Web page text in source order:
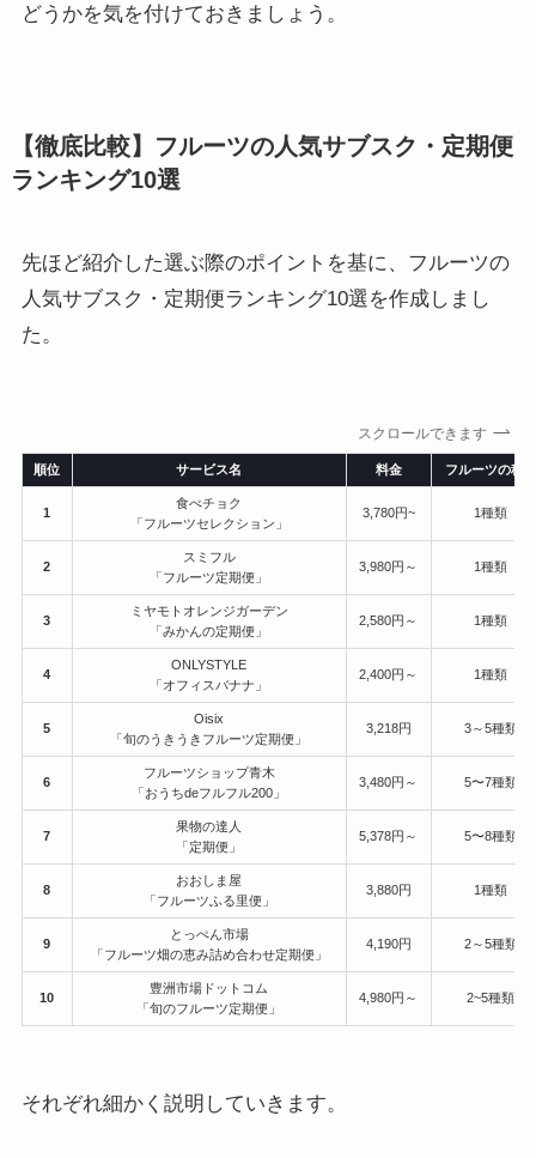
どうかを気を付けておきましょう。
【徹底比較】フルーツの人気サブスク・定期便
ランキング10選
先ほど紹介した選ぶ際のポイントを基に、フルーツの
人気サブスク・定期便ランキング10選を作成しまし
た。
スクロールできます
順位 サービス名 料金 フルーツの種類
1
食べチョク
「フルーツセレクション」
3,780円~ 1種類
2
スミフル
「フルーツ定期便」
3,980円～ 1種類
3
ミヤモトオレンジガーデン
「みかんの定期便」
2,580円～ 1種類
4
ONLYSTYLE
「オフィスバナナ」
2,400円～ 1種類
5
Oisix
「旬のうきうきフルーツ定期便」
3,218円 3～5種類
6
フルーツショップ青木
「おうちdeフルフル200」
3,480円～ 5〜7種類
7
果物の達人
「定期便」
5,378円～ 5〜8種類
8
おおしま屋
「フルーツふる里便」
3,880円 1種類
9
とっぺん市場
「フルーツ畑の恵み詰め合わせ定期便」
4,190円 2～5種類
10
豊洲市場ドットコム
「旬のフルーツ定期便」
4,980円～ 2~5種類
それぞれ細かく説明していきます。